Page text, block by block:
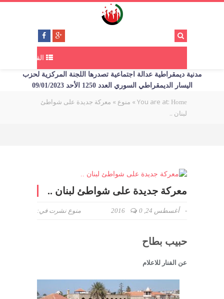
القائمة
مدنية ديمقراطية عدالة اجتماعية تصدرها اللجنة المركزية لحزب
اليسار الديمقراطي السوري العدد 1250 الأحد 09/01/2023
You are at: Home
» منوع » معركة جديدة على شواطئ
لبنان ..
معركة جديدة على شواطئ لبنان ..
نشرت في: منوع - أغسطس 24, 2016 0
حبيب بطاح
عن الفنار للاعلام